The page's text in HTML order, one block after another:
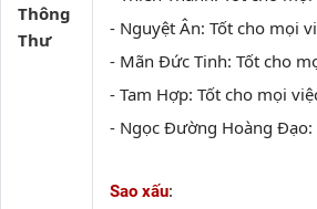
Thông
Thư
- Nguyệt Ân: Tốt cho mọi
- Mãn Đức Tinh: Tốt cho
- Tam Hợp: Tốt cho mọi
- Ngọc Đường Hoàng Đạo:
Sao xấu: